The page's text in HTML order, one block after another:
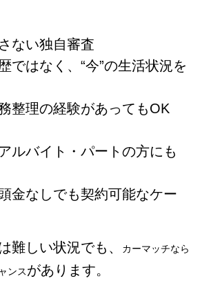
ない独自審査
ではなく、“今”の生活状況を
整理の経験があってもOK
ルバイト・パートの方にも
金なしでも契約可能なケー
難しい状況でも、 カーマッチなら
ンスがあります。